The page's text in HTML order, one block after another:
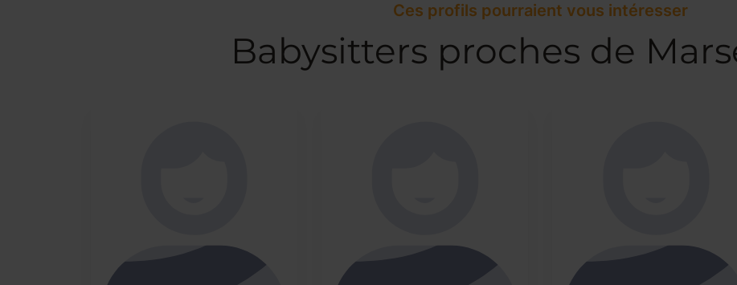
Ces profils pourraient vous intéresser
Babysitters proches de